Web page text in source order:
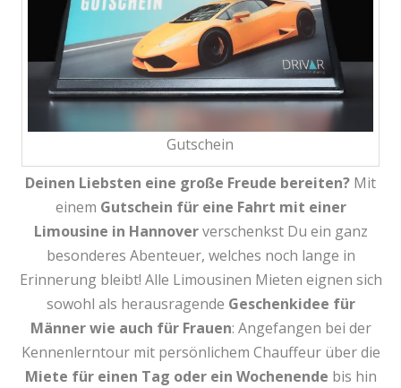
Gutschein
Deinen Liebsten eine große Freude bereiten? Mit
einem Gutschein für eine Fahrt mit einer
Limousine in Hannoververschenkst Du ein ganz
besonderes Abenteuer, welches noch lange in
Erinnerung bleibt! Alle Limousinen Mieten eignen sich
sowohl als herausragende Geschenkidee für
Männer wie auch für Frauen: Angefangen bei der
Kennenlerntour mit persönlichem Chauffeur über die
Miete für einen Tag oder ein Wochenende bis hin